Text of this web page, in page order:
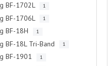
BF-1702L 1
BF-1706L 1
BF-18H 1
BF-18L Tri-Band 1
BF-1901 1